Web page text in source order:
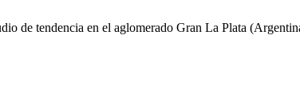
de tendencia en el aglomerado Gran La Plata